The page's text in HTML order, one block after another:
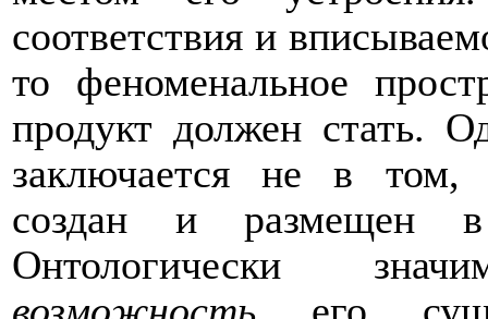
соответствия и
то феноменальное
продукт должен стать.
заключается не в том,
создан и размещен в
Онтологически